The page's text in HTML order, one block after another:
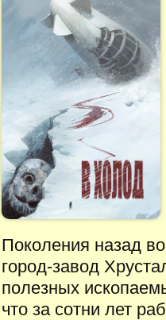
Поколения назад
город-завод
полезных
что за сотни лет